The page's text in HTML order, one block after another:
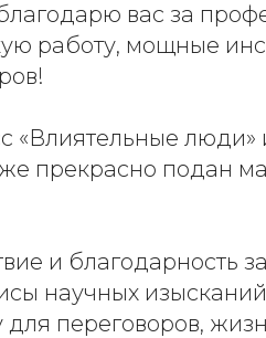
вас за
работу, мощные
«Влиятельные люди»
прекрасно подан
и благодарность
научных
для переговоров,